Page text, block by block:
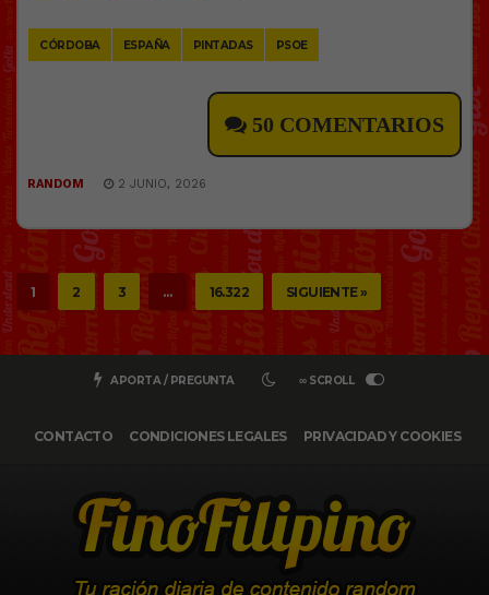
CÓRDOBA ESPAÑA PINTADAS PSOE
50 COMENTARIOS
RANDOM 2 JUNIO, 2026
1 2 3 … 16.322 SIGUIENTE »
APORTA / PREGUNTA ∞ SCROLL
CONTACTO CONDICIONES LEGALES PRIVACIDAD Y COOKIES